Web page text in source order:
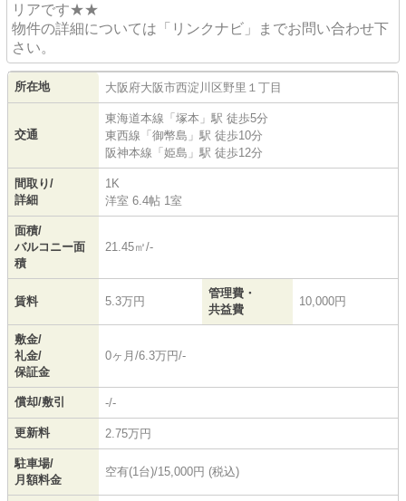
リアです★★
物件の詳細については「リンクナビ」までお問い合わせ下
さい。
所在地 大阪府大阪市西淀川区野里 １丁目
交通
東海道本線 「 塚本 」駅 徒歩5分
東西線 「 御幣島 」駅 徒歩10分
阪神本線 「 姫島 」駅 徒歩12分
間取り/
詳細
1K
洋室 6.4帖 1室
面積/
バルコニー面
積
21.45㎡/-
賃料 5.3万円
管理費・
共益費
10,000円
敷金/
礼金/
保証金
0ヶ月/6.3万円/-
償却/敷引 -/-
更新料 2.75万円
駐車場/
月額料金
空有(1台)/15,000円 (税込)